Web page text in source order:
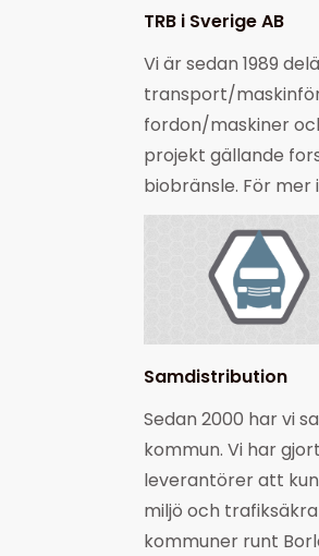
TRB i Sverige AB
Vi är sedan 1989
transport/
fordon/maskiner
projekt gällande
biobränsle. För
Samdistribution
Sedan 2000 har vi
kommun. Vi har
leverantörer att
miljö och
kommuner runt